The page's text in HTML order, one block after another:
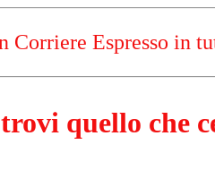
Corriere Espresso in
quello che